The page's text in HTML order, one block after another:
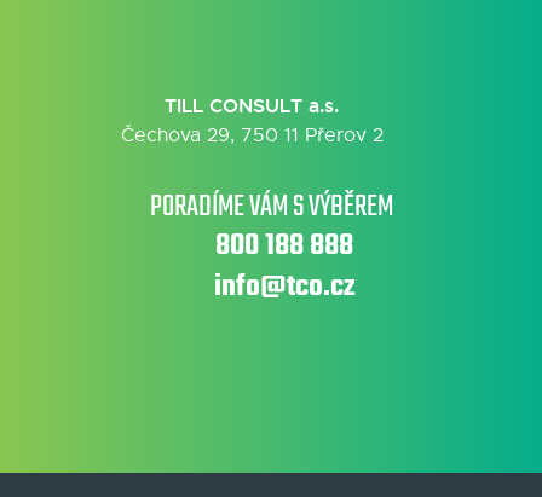
TILL CONSULT a.s.
Čechova 29, 750 11 Přerov 2
PORADÍME VÁM S VÝBĚREM
800 188 888
info@tco.cz